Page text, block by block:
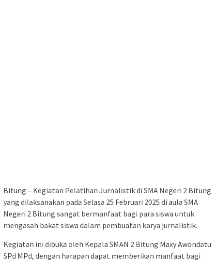
Bitung – Kegiatan Pelatihan Jurnalistik di SMA Negeri 2 Bitung
yang dilaksanakan pada Selasa 25 Februari 2025 di aula SMA
Negeri 2 Bitung sangat bermanfaat bagi para siswa untuk
mengasah bakat siswa dalam pembuatan karya jurnalistik.
Kegiatan ini dibuka oleh Kepala SMAN 2 Bitung Maxy Awondatu
SPd MPd, dengan harapan dapat memberikan manfaat bagi